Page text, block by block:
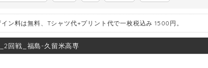
ン料は無料、Tシャツ代+プリント代で一枚税込み 1500円。
回戦_福島-久留米高専